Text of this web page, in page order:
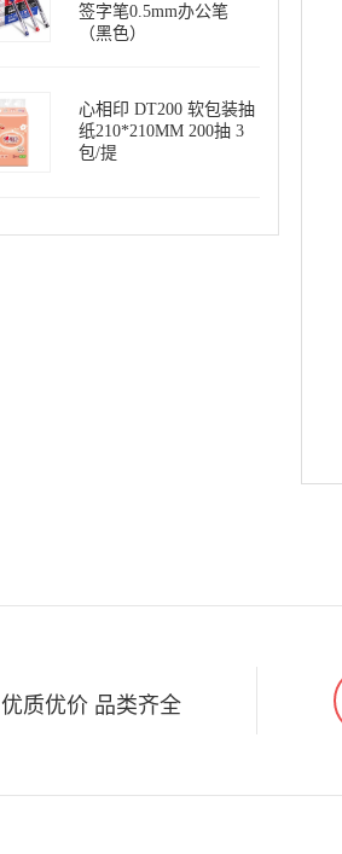
签字笔0.5mm办公笔
（黑色）
心相印 DT200 软包装抽
纸210*210MM 200抽 3
包/提
优质优价 品类齐全